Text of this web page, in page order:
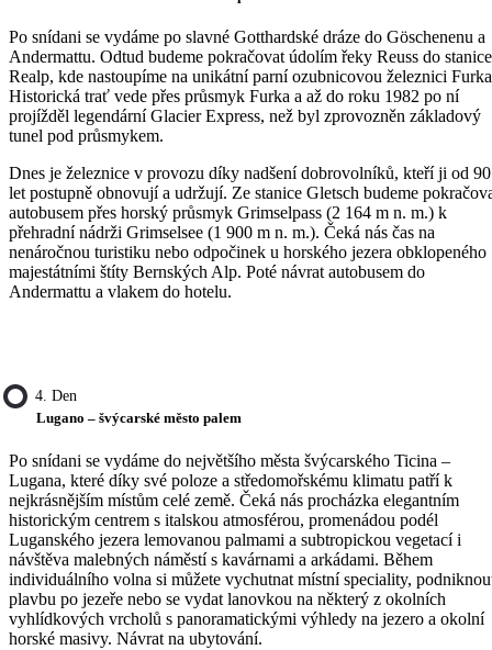
Po snídani se vydáme po slavné Gotthardské dráze do Göschenenu a
Andermattu. Odtud budeme pokračovat údolím řeky Reuss do stanice
Realp, kde nastoupíme na unikátní parní ozubnicovou železnici
Historická trať vede přes průsmyk Furka a až do roku 1982 po ní
projížděl legendární Glacier Express, než byl zprovozněn základový
tunel pod průsmykem.
Dnes je železnice v provozu díky nadšení dobrovolníků, kteří ji od
let postupně obnovují a udržují. Ze stanice Gletsch budeme
autobusem přes horský průsmyk Grimselpass (2 164 m n. m.) k
přehradní nádrži Grimselsee (1 900 m n. m.). Čeká nás čas na
nenáročnou turistiku nebo odpočinek u horského jezera obklopeného
majestátními štíty Bernských Alp. Poté návrat autobusem do
Andermattu a vlakem do hotelu.
4. Den
Lugano – švýcarské město palem
Po snídani se vydáme do největšího města švýcarského Ticina –
Lugana, které díky své poloze a středomořskému klimatu patří k
nejkrásnějším místům celé země. Čeká nás procházka elegantním
historickým centrem s italskou atmosférou, promenádou podél
Luganského jezera lemovanou palmami a subtropickou vegetací i
návštěva malebných náměstí s kavárnami a arkádami. Během
individuálního volna si můžete vychutnat místní speciality,
plavbu po jezeře nebo se vydat lanovkou na některý z okolních
vyhlídkových vrcholů s panoramatickými výhledy na jezero a okolní
horské masivy. Návrat na ubytování.